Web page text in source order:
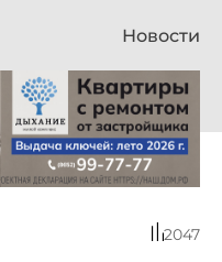
Новости
2047